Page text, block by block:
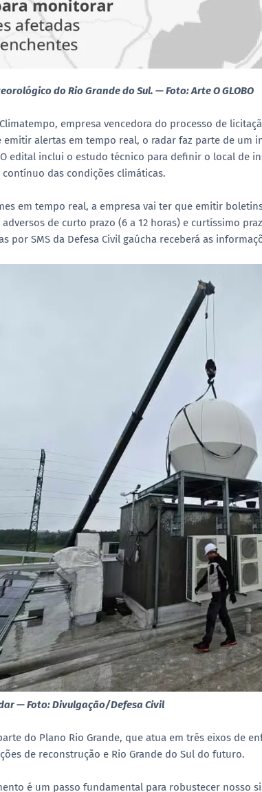
do Rio Grande do Sul. — Foto: Arte O GLOBO
empresa vencedora do processo de
alertas em tempo real, o radar faz parte de um
edital inclui o estudo técnico para definir o local de
das condições climáticas.
em tempo real, a empresa vai ter que emitir
de curto prazo (6 a 12 horas) e curtíssimo
por SMS da Defesa Civil gaúcha receberá as
— Foto: Divulgação/Defesa Civil
do Plano Rio Grande, que atua em três eixos de
de reconstrução e Rio Grande do Sul do futuro.
é um passo fundamental para robustecer nosso